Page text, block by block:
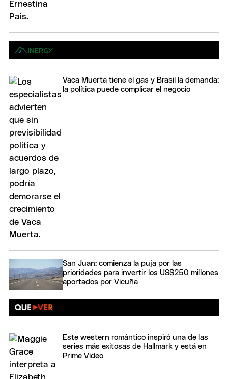
Vaca Muerta tiene el gas y Brasil la demanda:
la política puede complicar el negocio
San Juan: comienza la puja por las
prioridades para invertir los US$250 millones
aportados por Vicuña
Este western romántico inspiró una de las
series más exitosas de Hallmark y está en
Prime Video